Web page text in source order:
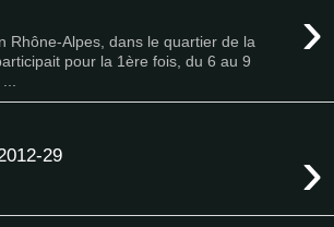
›
Rhône-Alpes, dans le quartier de la
pour la 1ère fois, du 6 au 9
29 ›